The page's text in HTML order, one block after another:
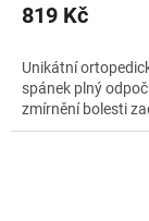
819 Kč
Unikátní
spánek plný
zmírnění bolesti